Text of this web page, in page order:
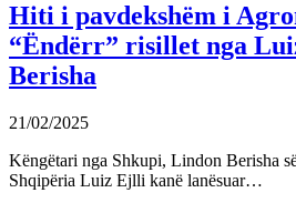
Hiti i pavdekshëm i
“Ëndërr” risillet nga
Berisha
21/02/2025
Këngëtari nga Shkupi, Lindon Berisha
Shqipëria Luiz Ejlli kanë lanësuar…